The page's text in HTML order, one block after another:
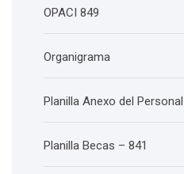
OPACI 849
Organigrama
Planilla Anexo del Personal
Planilla Becas – 841